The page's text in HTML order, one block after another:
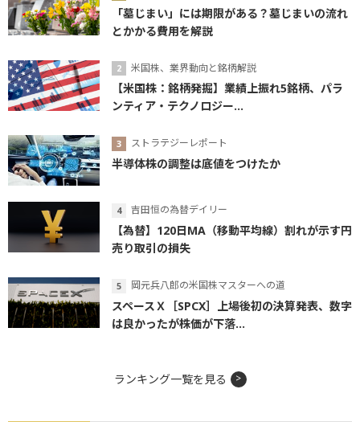
「墓じまい」には期限がある？墓じまいの流れ
とかかる費用を解説
米国株、業界動向と銘柄解説
【米国株：銘柄発掘】業績上振れ5銘柄、パラ
ンティア・テクノロジー...
ストラテジーレポート
半導体株の調整は底値をつけたか
吉田恒の為替デイリー
【為替】120日MA（移動平均線）割れが示す円
売り取引の損失
岡元兵八郎の米国株マスターへの道
スペースＸ［SPCX］上場後初の決算発表、数字
は良かったが株価が下落...
ランキング一覧を見る